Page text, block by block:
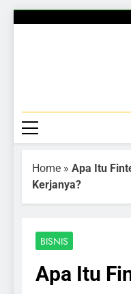
Home » Apa Itu
Kerjanya?
BISNIS
Apa Itu